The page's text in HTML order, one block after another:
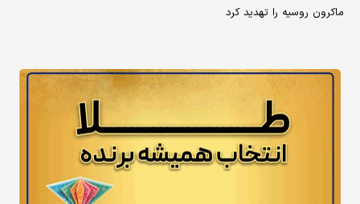
ماکرون روسیه را تهدید کرد